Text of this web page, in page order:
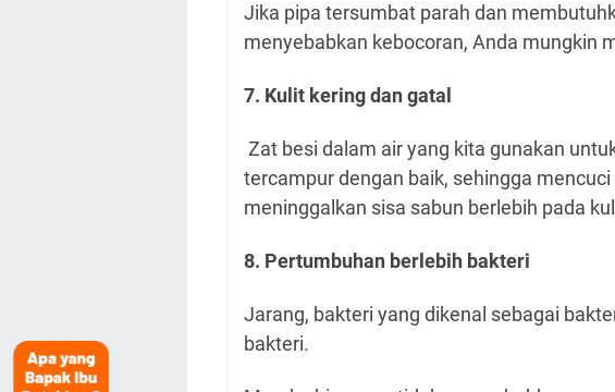
Jika pipa tersumbat parah dan
menyebabkan kebocoran, Anda mungkin
7. Kulit kering dan gatal
Zat besi dalam air yang kita gunakan
tercampur dengan baik, sehingga
meninggalkan sisa sabun berlebih pada
8. Pertumbuhan berlebih bakteri
Jarang, bakteri yang dikenal sebagai
bakteri.